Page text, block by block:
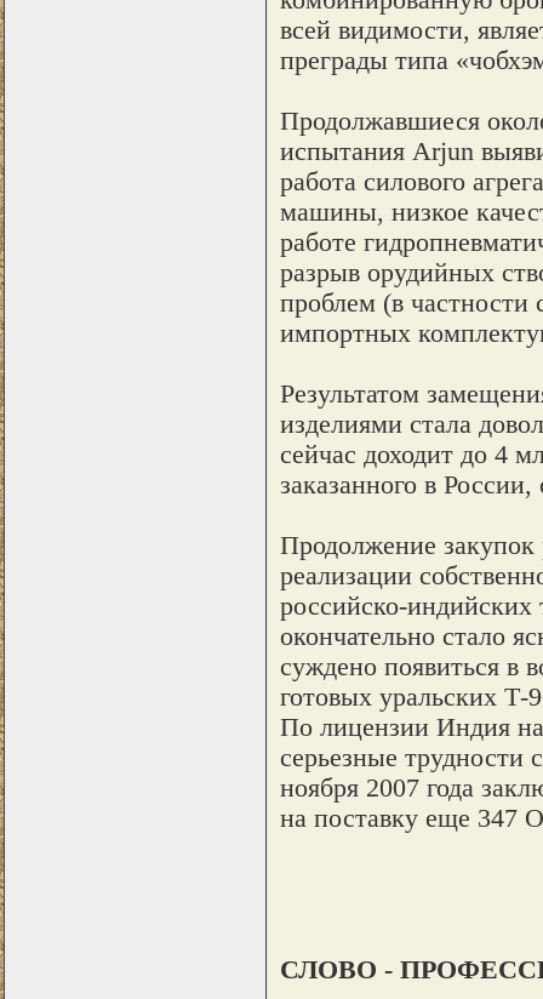
всей видимости,
преграды типа
Продолжавшиеся
испытания Arjun
работа силового
машины, низкое
работе
разрыв орудийных
проблем (в частности
импортных
Результатом
изделиями стала
сейчас доходит до 4
заказанного в
Продолжение закупок
реализации
российско-индийских
окончательно стало
суждено появиться в
готовых уральских Т-
По лицензии Индия
серьезные трудности
ноября 2007 года
на поставку еще 347
СЛОВО -